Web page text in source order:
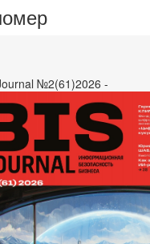
№2(61)2026 -